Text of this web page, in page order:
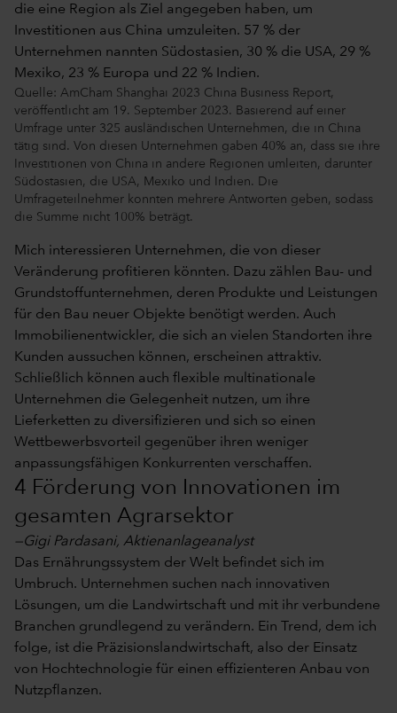
Quelle: AmCham Shanghai 2023 China Business Report,
veröffentlicht am 19. September 2023. Basierend auf einer
Umfrage unter 325 ausländischen Unternehmen, die in China
tätig sind. Von diesen Unternehmen gaben 40% an, dass sie ihre
Investitionen von China in andere Regionen umleiten, darunter
Südostasien, die USA, Mexiko und Indien. Die
Umfrageteilnehmer konnten mehrere Antworten geben, sodass
die Summe nicht 100% beträgt.
Mich interessieren Unternehmen, die von dieser
Veränderung profitieren könnten. Dazu zählen Bau- und
Grundstoffunternehmen, deren Produkte und Leistungen
für den Bau neuer Objekte benötigt werden. Auch
Immobilienentwickler, die sich an vielen Standorten ihre
Kunden aussuchen können, erscheinen attraktiv.
Schließlich können auch flexible multinationale
Unternehmen die Gelegenheit nutzen, um ihre
Lieferketten zu diversifizieren und sich so einen
Wettbewerbsvorteil gegenüber ihren weniger
anpassungsfähigen Konkurrenten verschaffen.
4 Förderung von Innovationen im
gesamten Agrarsektor
—Gigi Pardasani, Aktienanlageanalyst
Das Ernährungssystem der Welt befindet sich im
Umbruch. Unternehmen suchen nach innovativen
Lösungen, um die Landwirtschaft und mit ihr verbundene
Branchen grundlegend zu verändern. Ein Trend, dem ich
folge, ist die Präzisionslandwirtschaft, also der Einsatz
von Hochtechnologie für einen effizienteren Anbau von
Nutzpflanzen.